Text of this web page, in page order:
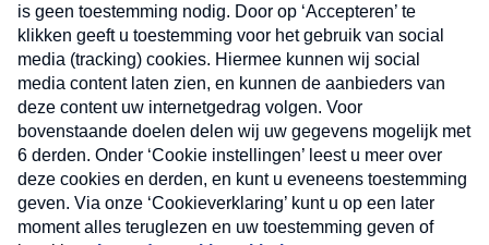
Nieuwsbrief
Neem hier een gratis abonnement op onze